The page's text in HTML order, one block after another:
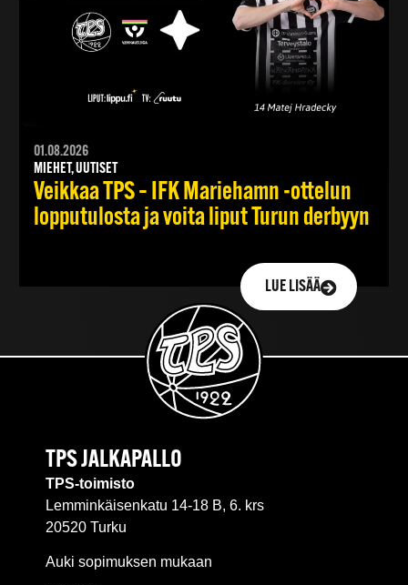
01.08.2026
MIEHET, UUTISET
Veikkaa TPS – IFK Mariehamn -ottelun
lopputulosta ja voita liput Turun derbyyn
LUE LISÄÄ
TPS JALKAPALLO
TPS-toimisto
Lemminkäisenkatu 14-18 B, 6. krs
20520 Turku
Auki sopimuksen mukaan